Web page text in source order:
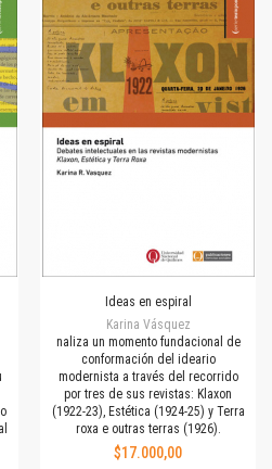
Ideas en espiral
Karina Vásquez
naliza un momento fundacional de
conformación del ideario
modernista a través del recorrido
por tres de sus revistas: Klaxon
(1922-23), Estética (1924-25) y Terra
roxa e outras terras (1926).
$17.000,00